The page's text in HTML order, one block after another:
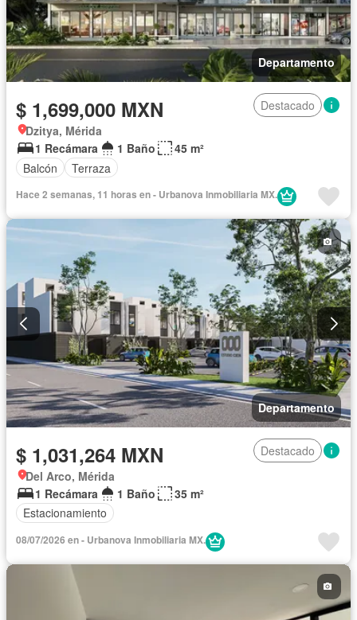
Departamento
$ 1,699,000 MXN
Destacado
Dzitya, Mérida
1 Recámara
1 Baño
45 m²
Balcón
Terraza
Hace 2 semanas, 11 horas en - Urbanova Inmobiliaria MX.
Departamento
$ 1,031,264 MXN
Destacado
Del Arco, Mérida
1 Recámara
1 Baño
35 m²
Estacionamiento
08/07/2026 en - Urbanova Inmobiliaria MX.